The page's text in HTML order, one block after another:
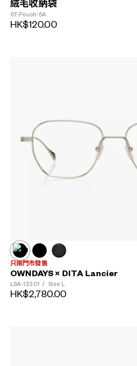
絨毛收納袋
ST-Pouch-5A
HK$120.00
只限門市發售
OWNDAYS × DITA Lancier
LSA-123 C1 / Size: L
HK$2,780.00